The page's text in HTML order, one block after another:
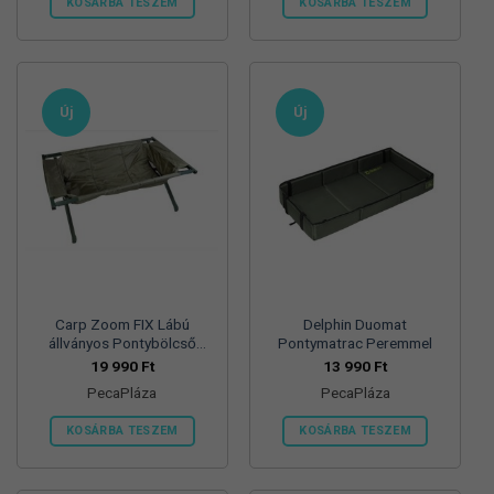
KOSÁRBA TESZEM KOSÁRBA TESZEM
Új
Carp Zoom FIX Lábú
állványos Pontybölcső
120x69x43cm
19 990 Ft
PecaPláza
KOSÁRBA TESZEM
Új
Delphin Duomat
Pontymatrac Peremmel
13 990 Ft
PecaPláza
KOSÁRBA TESZEM